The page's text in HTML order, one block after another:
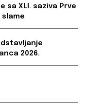
sa XLI. saziva Prve
2026.